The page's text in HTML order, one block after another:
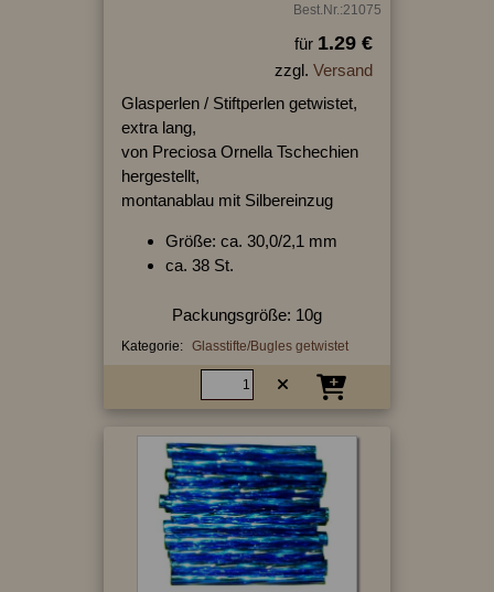
Best.Nr.:21075
für 1.29 €
zzgl. Versand
Glasperlen / Stiftperlen getwistet,
extra lang,
von Preciosa Ornella Tschechien
hergestellt,
montanablau mit Silbereinzug
Größe: ca. 30,0/2,1 mm
ca. 38 St.
Packungsgröße: 10g
Kategorie: Glasstifte/Bugles getwistet